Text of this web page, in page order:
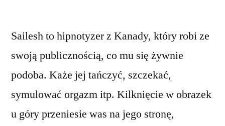
Sailesh to hipnotyzer z Kanady, który robi ze
swoją publicznością, co mu się żywnie
podoba. Każe jej tańczyć, szczekać,
symulować orgazm itp. Kilknięcie w obrazek
u góry przeniesie was na jego stronę,